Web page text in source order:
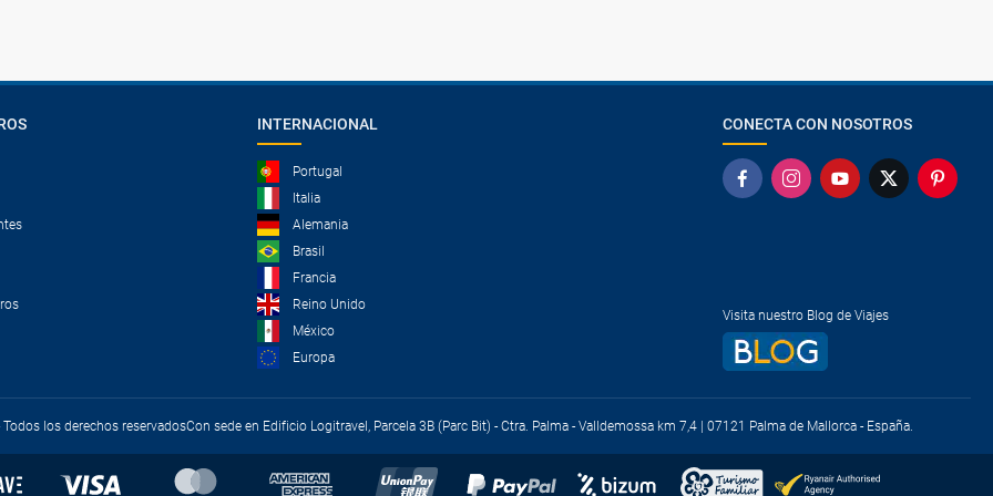
INTERNACIONAL
Portugal
Italia
Alemania
Brasil
Francia
Reino Unido
México
Europa
CONECTA CON NOSOTROS
Visita nuestro Blog de Viajes
los derechos reservadosCon sede en Edificio Logitravel, Parcela 3B (Parc Bit) - Ctra. Palma - Valldemossa km 7,4 | 07121 Palma de Mallorca - España.